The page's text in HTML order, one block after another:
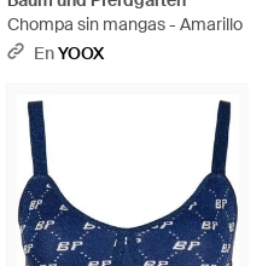
Chompa sin mangas - Amarillo
EnYOOX